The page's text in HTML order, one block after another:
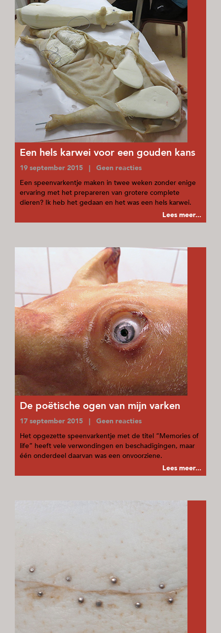
Een hels karwei voor een gouden kans
19 september 2015 | Geen reacties
Een speenvarkentje maken in twee weken zonder enige
ervaring met het prepareren van grotere complete
dieren? Ik heb het gedaan en het was een hels karwei.
Lees meer...
De poëtische ogen van mijn varken
17 september 2015 | Geen reacties
Het opgezette speenvarkentje met de titel “Memories of
life” heeft vele verwondingen en beschadigingen, maar
één onderdeel daarvan was een onvoorziene.
Lees meer...